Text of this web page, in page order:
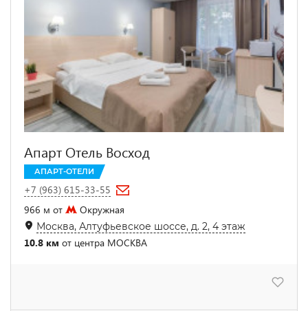
Апарт Отель Восход
АПАРТ-ОТЕЛИ
+7 (963) 615-33-55
966 м от
Окружная
Москва, Алтуфьевское шоссе, д. 2, 4 этаж
10.8 км от центра МОСКВА